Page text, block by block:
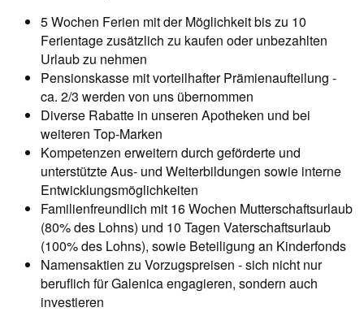
5 Wochen Ferien mit der Möglichkeit bis zu 10
Ferientage zusätzlich zu kaufen oder unbezahlten
Urlaub zu nehmen
Pensionskasse mit vorteilhafter Prämienaufteilung -
ca. 2/3 werden von uns übernommen
Diverse Rabatte in unseren Apotheken und bei
weiteren Top-Marken
Kompetenzen erweitern durch geförderte und
unterstützte Aus- und Weiterbildungen sowie interne
Entwicklungsmöglichkeiten
Familienfreundlich mit 16 Wochen Mutterschaftsurlaub
(80% des Lohns) und 10 Tagen Vaterschaftsurlaub
(100% des Lohns), sowie Beteiligung an Kinderfonds
Namensaktien zu Vorzugspreisen - sich nicht nur
beruflich für Galenica engagieren, sondern auch
investieren